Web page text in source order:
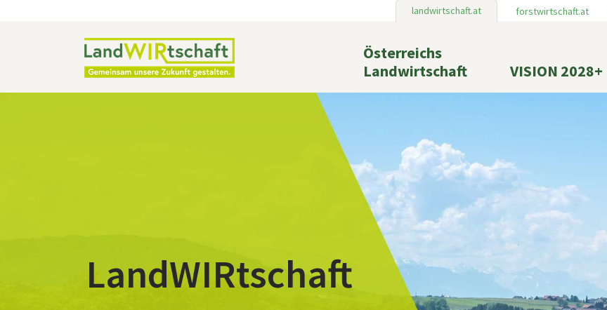
landwirtschaft.at forstwirtschaft.at
Österreichs
Landwirtschaft
VISION 2028+
LandWIRtschaft